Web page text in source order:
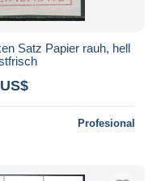
Satz Papier rauh, hell
Profesional